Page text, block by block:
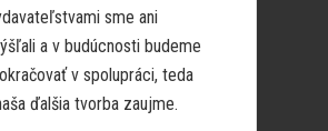
sme ani
a v budúcnosti budeme
v spolupráci, teda
ďalšia tvorba zaujme.